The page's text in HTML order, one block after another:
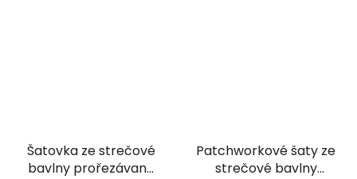
Šatovka ze strečové
bavlny prořezávaná
Patchworkové šaty ze
strečové bavlny